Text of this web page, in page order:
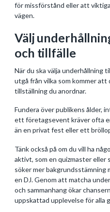
för missförstånd eller att
vägen.
Välj
och tillfälle
När du ska välja
utgå från vilka som kommer att
tillställning du anordnar.
Fundera över publikens ålder,
ett företagsevent kräver ofta
än en privat fest eller ett
Tänk också på om du vill ha
aktivt, som en quizmaster eller
söker mer bakgrundsstämning
en DJ. Genom att matcha
och sammanhang ökar
uppskattad upplevelse för alla